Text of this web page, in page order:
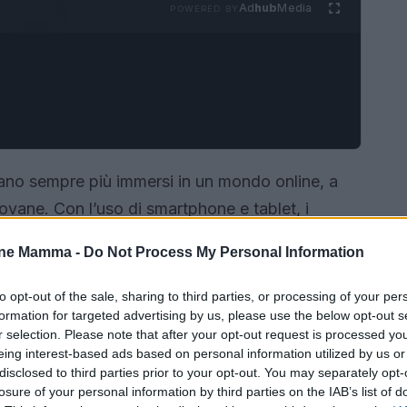
Mamma - Do Not Process My Personal Information
opt-out of the sale, sharing to third parties, or processing of your
for targeted advertising by us, please use the below opt-out
selection. Please note that after your opt-out request is processed
interest-based ads based on personal information utilized by us
to third parties prior to your opt-out. You may separately
of your personal information by third parties on the IAB’s list of
AdhubMedia
sempre più immersi in un mondo online, a
Con l’uso di smartphone e tablet, i
contenuti che, purtroppo, non sempre sono
control, uno strumento essenziale che
dei propri figli a queste risorse. Ma
suoi benefici?